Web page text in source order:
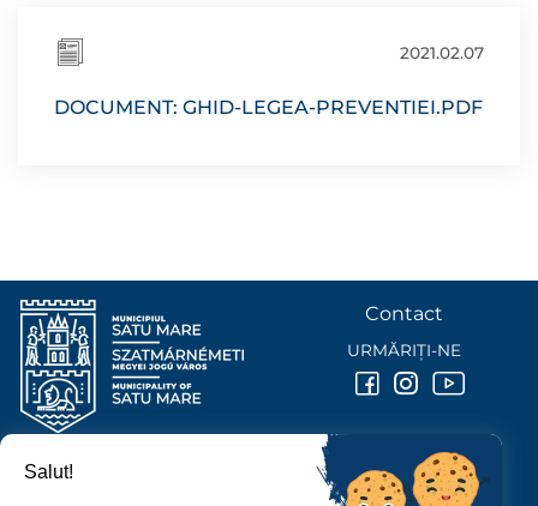
2021.02.07
DOCUMENT: GHID-LEGEA-PREVENTIEI.PDF
PRIMĂRIA MUNICIPIULUI
Contact
URMĂRIȚI-NE
Salut!